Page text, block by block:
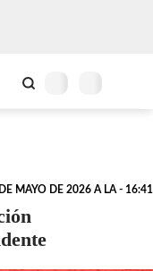
MAYO DE 2026 A LA - 16:41